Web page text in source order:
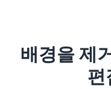
배경을 제
편